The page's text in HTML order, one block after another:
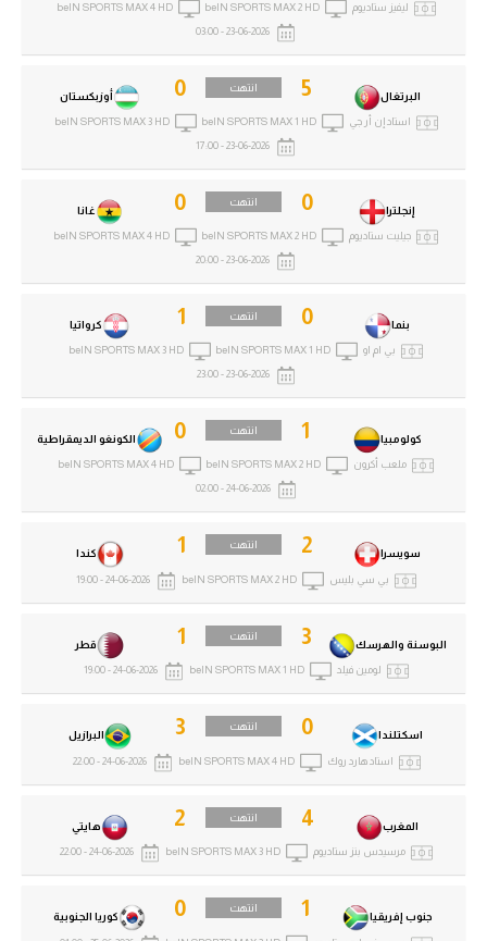
جنوب إفريقيا 1 انتهت
كوريا الجنوبية 0
المغرب 4 انتهت
هايتي 2
مرسيدس بنز ستاديوم beIN SPORTS MAX 3 HD
24-06-2026 - 22:00
اسكتلندا 0 انتهت
البرازيل 3
استاد هارد روك beIN SPORTS MAX 4 HD
24-06-2026 - 22:00
البوسنة والهرسك 3 انتهت
قطر 1
لومين فيلد beIN SPORTS MAX 1 HD
24-06-2026 - 19:00
سويسرا 2 انتهت
كندا 1
بي سي بليس beIN SPORTS MAX 2 HD
24-06-2026 - 19:00
كولومبيا 1 انتهت
الكونغو الديمقراطية 0
ملعب أكرون beIN SPORTS MAX 2 HD
beIN SPORTS MAX 4 HD
24-06-2026 - 02:00
بنما 0 انتهت
كرواتيا 1
بي ام او beIN SPORTS MAX 1 HD
beIN SPORTS MAX 3 HD
23-06-2026 - 23:00
إنجلترا 0 انتهت
غانا 0
جيليت ستاديوم beIN SPORTS MAX 2 HD
beIN SPORTS MAX 4 HD
23-06-2026 - 20:00
البرتغال 5 انتهت
أوزبكستان 0
استاد إن أر جي beIN SPORTS MAX 1 HD
beIN SPORTS MAX 3 HD
23-06-2026 - 17:00
ليفيز ستاديوم beIN SPORTS MAX 2 HD
beIN SPORTS MAX 4 HD
23-06-2026 - 03:00